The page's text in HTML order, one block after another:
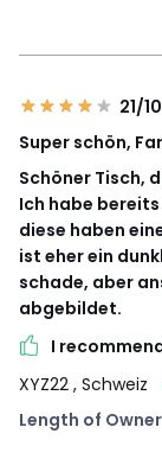
21/
Super schön,
Schöner Tisch,
Ich habe bereits
diese haben
ist eher ein
schade, aber
abgebildet.
I
XYZ22 , Schweiz
Length of